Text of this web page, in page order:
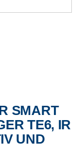
SMART
TE6, IR
UND